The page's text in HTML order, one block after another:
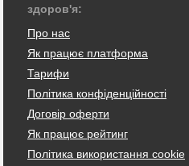
здоров'я:
Про нас
Як працює платформа
Тарифи
Політика конфіденційності
Договір оферти
Як працює рейтинг
Політика використання cookie